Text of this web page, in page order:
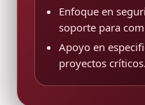
Enfoque en
soporte para
Apoyo en
proyectos críticos.